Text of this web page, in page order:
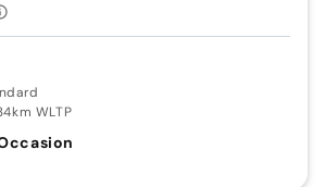
WLTP